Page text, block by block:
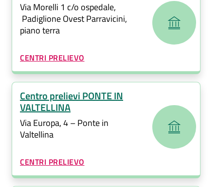
Via Morelli 1 c/o ospedale,
Padiglione Ovest Parravicini,
piano terra
CATEGORIA CORRELATA:
CENTRI PRELIEVO
Centro prelievi PONTE IN
VALTELLINA
Via Europa, 4 – Ponte in
Valtellina
CATEGORIA CORRELATA:
CENTRI PRELIEVO